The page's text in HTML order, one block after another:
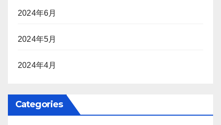
2024年6月
2024年5月
2024年4月
Categories